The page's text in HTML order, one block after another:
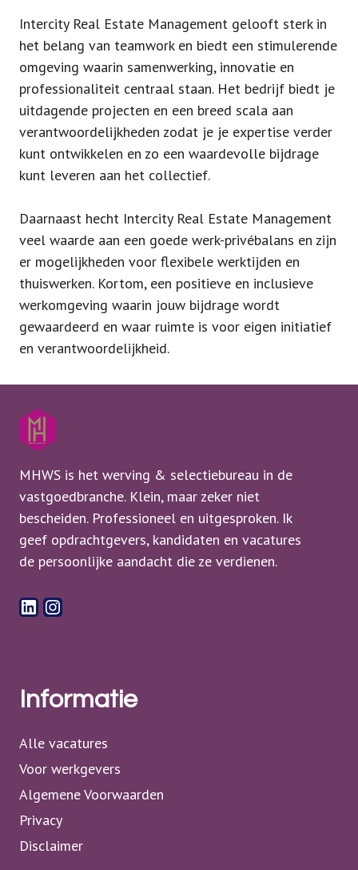
Intercity Real Estate Management gelooft sterk in
het belang van teamwork en biedt een stimulerende
omgeving waarin samenwerking, innovatie en
professionaliteit centraal staan. Het bedrijf biedt je
uitdagende projecten en een breed scala aan
verantwoordelijkheden zodat je je expertise verder
kunt ontwikkelen en zo een waardevolle bijdrage
kunt leveren aan het collectief.
Daarnaast hecht Intercity Real Estate Management
veel waarde aan een goede werk-privébalans en zijn
er mogelijkheden voor flexibele werktijden en
thuiswerken. Kortom, een positieve en inclusieve
werkomgeving waarin jouw bijdrage wordt
gewaardeerd en waar ruimte is voor eigen initiatief
en verantwoordelijkheid.
MHWS is het werving & selectiebureau in de
vastgoedbranche. Klein, maar zeker niet
bescheiden. Professioneel en uitgesproken. Ik
geef opdrachtgevers, kandidaten en vacatures
de persoonlijke aandacht die ze verdienen.
LinkedIn
Instagram
Informatie
Alle vacatures
Voor werkgevers
Algemene Voorwaarden
Privacy
Disclaimer